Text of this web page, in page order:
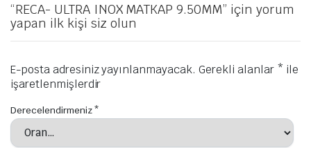
“RECA- ULTRA INOX MATKAP 9.50MM” için yorum
yapan ilk kişi siz olun
E-posta adresiniz yayınlanmayacak. Gerekli alanlar * ile
işaretlenmişlerdir
Derecelendirmeniz*